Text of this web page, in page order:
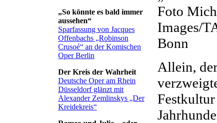
„So könnte es bald immer
aussehen“
Sparfassung von Jacques
Offenbachs „Robinson
Crusoé“ an der Komischen
Oper Berlin
Der Kreis der Wahrheit
Deutsche Oper am Rhein
Düsseldorf glänzt mit
Alexander Zemlinskys „Der
Kreidekreis“
Foto
Images/
Bonn
Allein,
Festkultur